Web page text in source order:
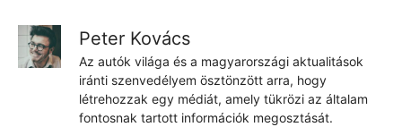
Peter Kovács
Az autók világa és a magyarországi aktualitások
iránti szenvedélyem ösztönzött arra, hogy
létrehozzak egy médiát, amely tükrözi az általam
fontosnak tartott információk megosztását.